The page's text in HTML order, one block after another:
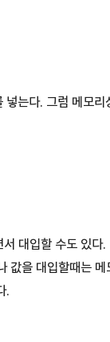
는다. 그럼 메모
대입할 수도 있다.
을 대입할때는
.